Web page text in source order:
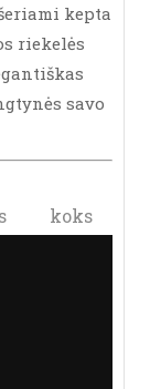
kepta
riekelės
savo
koks